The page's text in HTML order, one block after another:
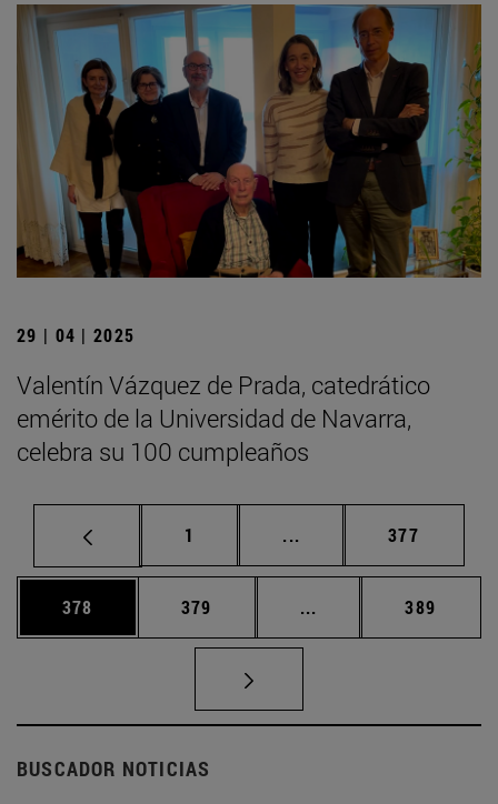
29 | 04 | 2025
Valentín Vázquez de Prada, catedrático
emérito de la Universidad de Navarra,
celebra su 100 cumpleaños
Página
1 ... Páginas intermedias
Página
377
Página
378 Página
379 ... Páginas intermedias
Página
389
BUSCADOR NOTICIAS